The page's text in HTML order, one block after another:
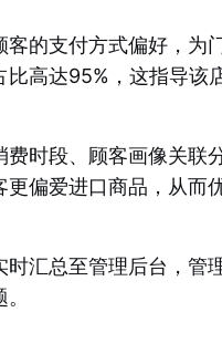
的支付方式偏好，
比高达95%，这指导该
时段、顾客画像关
偏爱进口商品，从而
时汇总至管理后台，